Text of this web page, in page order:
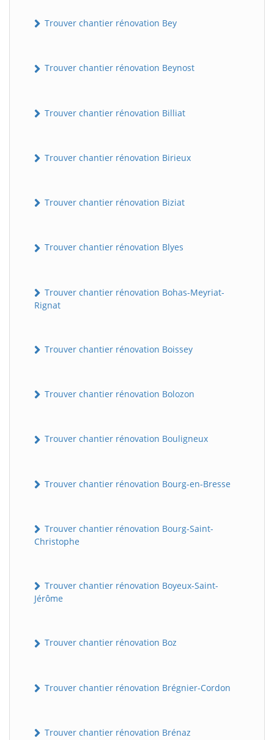
Trouver chantier rénovation Bey
Trouver chantier rénovation Beynost
Trouver chantier rénovation Billiat
Trouver chantier rénovation Birieux
Trouver chantier rénovation Biziat
Trouver chantier rénovation Blyes
Trouver chantier rénovation Bohas-Meyriat-
Rignat
Trouver chantier rénovation Boissey
Trouver chantier rénovation Bolozon
Trouver chantier rénovation Bouligneux
Trouver chantier rénovation Bourg-en-Bresse
Trouver chantier rénovation Bourg-Saint-
Christophe
Trouver chantier rénovation Boyeux-Saint-
Jérôme
Trouver chantier rénovation Boz
Trouver chantier rénovation Brégnier-Cordon
Trouver chantier rénovation Brénaz